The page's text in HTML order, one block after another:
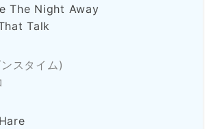
The Night Away
Talk
スタイム)